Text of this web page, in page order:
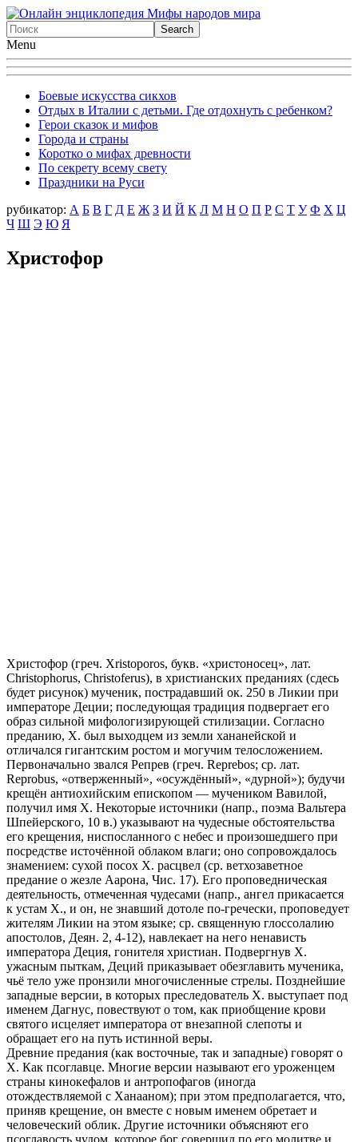
Menu
Боевые искусства сикхов
Отдых в Италии с детьми. Где отдохнуть с ребенком?
Герои сказок и мифов
Города и страны
Коротко о мифах древности
По секрету всему свету
Праздники на Руси
рубикатор: А Б В Г Д Е Ж З И Й К Л М Н О П Р С Т У Ф X Ц
Ч Ш Э Ю Я
Христофор
Христофор (греч. Xristoporos, букв. «христоносец», лат.
Christophorus, Christoferus), в христианских преданиях (сдесь
будет рисунок) мученик, пострадавший ок. 250 в Ликии при
императоре Деции; последующая традиция подвергает его
образ сильной мифологизирующей стилизации. Согласно
преданию, X. был выходцем из земли хананейской и
отличался гигантским ростом и могучим телосложением.
Первоначально звался Репрев (греч. Reprebos; ср. лат.
Reprobus, «отверженный», «осуждённый», «дурной»); будучи
крещён антиохийским епископом — мучеником Вавилой,
получил имя X. Некоторые источники (напр., поэма Вальтера
Шпейерского, 10 в.) указывают на чудесные обстоятельства
его крещения, ниспосланного с небес и произошедшего при
посредстве источённой облаком влаги; оно сопровождалось
знамением: сухой посох X. расцвел (ср. ветхозаветное
предание о жезле Аарона, Чис. 17). Его проповедническая
деятельность, отмеченная чудесами (напр., ангел прикасается
к устам X., и он, не знавший дотоле по-гречески, проповедует
жителям Ликии на этом языке; ср. священную глоссолалию
апостолов, Деян. 2, 4-12), навлекает на него ненависть
императора Деция, гонителя христиан. Подвергнув X.
ужасным пыткам, Деций приказывает обезглавить мученика,
чьё тело уже пронзили многочисленные стрелы. Позднейшие
западные версии, в которых преследователь X. выступает под
именем Дагнус, повествуют о том, как приобщение крови
святого исцеляет императора от внезапной слепоты и
обращает его на путь истинной веры.
Древние предания (как восточные, так и западные) говорят о
X. Как псоглавце. Многие версии называют его уроженцем
страны кинокефалов и антропофагов (иногда
отождествляемой с Ханааном); при этом предполагается, что,
приняв крещение, он вместе с новым именем обретает и
человеческий облик. Другие источники объясняют его
псоглавость чудом, которое бог совершил по его молитве и